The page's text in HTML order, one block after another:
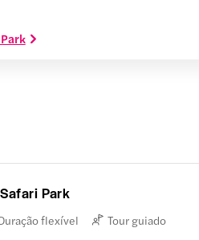
Park
flexível Tour guiado